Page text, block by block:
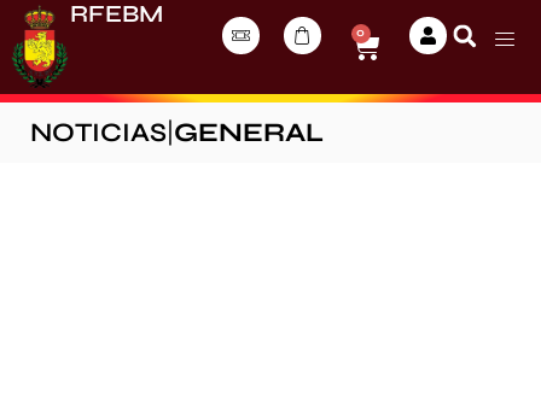
RFEBM
0
NOTICIAS GENERAL